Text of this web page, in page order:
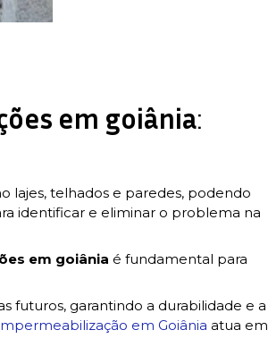
em goiânia:
lajes, telhados e paredes, podendo
identificar e eliminar o problema na
em goiânia é fundamental para
futuros, garantindo a durabilidade e a
em Goiânia atua em